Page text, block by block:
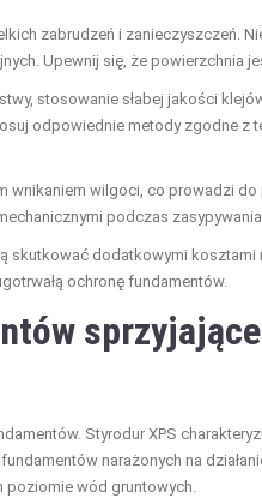
zabrudzeń i zanieczyszczeń.
Upewnij się, że powierzchnia
stosowanie słabej jakości
odpowiednie metody zgodne z
wnikaniem wilgoci, co prowadzi do
podczas
skutkować dodatkowymi kosztami
ochronę fundamentów.
sprzyjające
Styrodur XPS
narażonych na
poziomie wód gruntowych.